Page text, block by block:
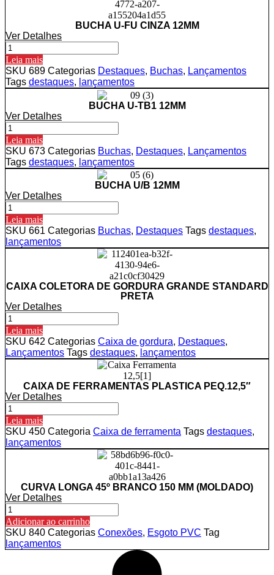
BUCHA U-FU CINZA 12MM
Ver Detalhes
BUCHA
U-
FU
CINZA
12MM
Leia mais
SKU 689 Categorias Destaques, Buchas, Lançamentos
Tags destaques, lançamentos
BUCHA U-TB1 12MM
Ver Detalhes
BUCHA
U-
TB1
12MM
quantidade
Leia mais
SKU 673 Categorias Buchas, Destaques, Lançamentos
Tags destaques, lançamentos
BUCHA U/B 12MM
Ver Detalhes
BUCHA
U/B
12MM
quantidade
Leia mais
SKU 661 Categorias Buchas, Destaques Tags destaques,
lançamentos
CAIXA COLETORA DE GORDURA GRANDE STANDARD
PRETA
Ver Detalhes
CAIXA
COLETORA
DE
GORDURA
GRANDE
PRETA
quantidade
Leia mais
SKU 642 Categorias Caixa de gordura, Destaques,
Lançamentos Tags destaques, lançamentos
CAIXA DE FERRAMENTAS PLASTICA PEQ.12,5″
Ver Detalhes
CAIXA
DE
FERRAMENTAS
PLASTICA
PEQ.12,5"
Leia mais
SKU 450 Categoria Caixa de ferramenta Tags destaques,
lançamentos
CURVA LONGA 45º BRANCO 150 MM (MOLDADO)
Ver Detalhes
CURVA
LONGA
45º
BRANCO
150
Adicionar ao carrinho
SKU 840 Categorias Conexões, Esgoto PVC Tag
lançamentos